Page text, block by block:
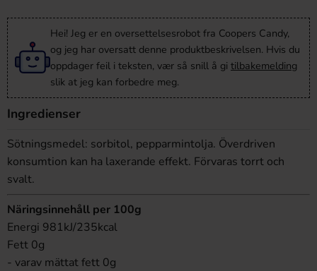
Hei! Jeg er en oversettelsesrobot fra Coopers Candy,
og jeg har oversatt denne produktbeskrivelsen. Hvis du
oppdager feil i teksten, vær så snill å gi tilbakemelding
slik at jeg kan forbedre meg.
Ingredienser
Sötningsmedel: sorbitol, pepparmintolja. Överdriven
konsumtion kan ha laxerande effekt. Förvaras torrt och
svalt.
Näringsinnehåll per 100g
Energi 981kJ/235kcal
Fett 0g
- varav mättat fett 0g